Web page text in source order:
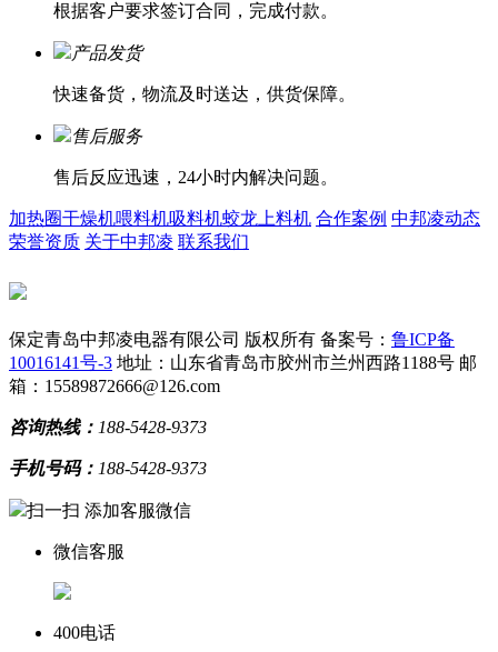
根据客户要求签订合同，完成付款。
产品发货
快速备货，物流及时送达，供货保障。
售后服务
售后反应迅速，24小时内解决问题。
加热圈干燥机喂料机吸料机蛟龙上料机 合作案例 中邦凌动态
荣誉资质 关于中邦凌 联系我们
保定青岛中邦凌电器有限公司 版权所有 备案号： 鲁ICP备
10016141号-3 地址：山东省青岛市胶州市兰州西路1188号 邮
箱：15589872666@126.com
咨询热线： 188-5428-9373
手机号码： 188-5428-9373
扫一扫 添加客服微信
微信客服
400电话